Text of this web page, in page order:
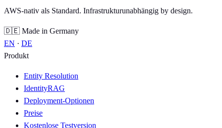
AWS-nativ als Standard. Infrastrukturunabhängig by design.
🇩🇪 Made in Germany
EN · DE
Produkt
Entity Resolution
IdentityRAG
Deployment-Optionen
Preise
Kostenlose Testversion